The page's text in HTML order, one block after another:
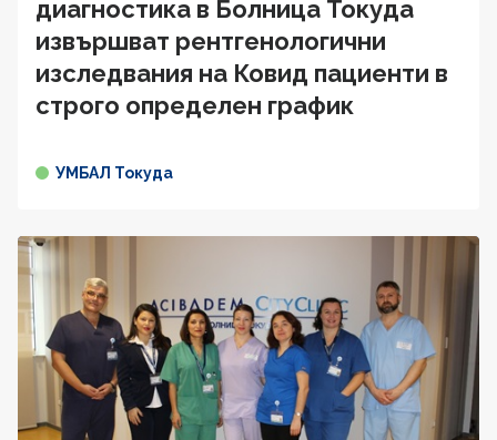
диагностика в Болница Токуда
извършват рентгенологични
изследвания на Ковид пациенти в
строго определен график
УМБАЛ Токуда